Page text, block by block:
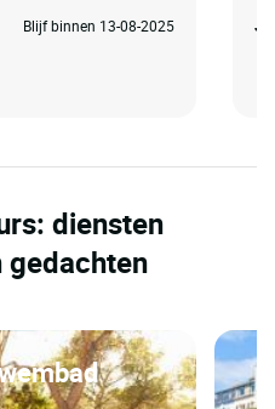
Blijf binnen 13-08-2025
diensten